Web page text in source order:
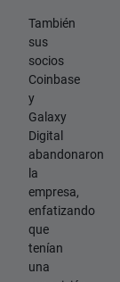
También
sus
socios
Coinbase
y
Galaxy
Digital
abandonaron
la
empresa,
enfatizando
que
tenían
una